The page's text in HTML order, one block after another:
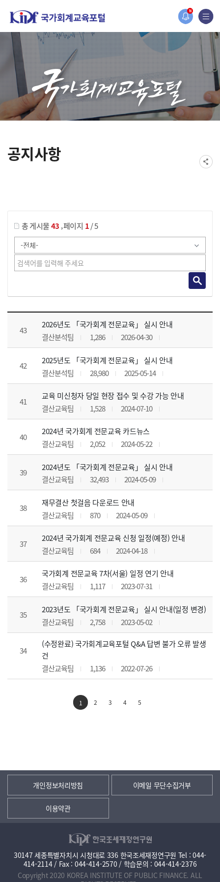
N
홈페이지가 새롭게 개편되었습니다.
한국조세재정연구원홈페이지가 새롭게 개설되었습니다.
공지사항
총 게시물43 ,페이지 1/ 5
공지사항 목록 으로 번호, 제목, 작성자, 조회수, 등록 일, 첨부파일로 나열 되고 있습니다.
43
2026년도 「국가회계 전문교육」 실시 안내
결산분석팀
1,286 2026-04-30
42
2025년도 「국가회계 전문교육」 실시 안내
결산분석팀
28,980 2025-05-14
41
교육 미신청자 당일 현장 접수 및 수강 가능 안내
결산교육팀
1,528 2024-07-10
40
2024년 국가회계 전문교육 카드뉴스
결산교육팀
2,052 2024-05-22
39
2024년도 「국가회계 전문교육」 실시 안내
결산교육팀
32,493 2024-05-09
38
재무결산 첫걸음 다운로드 안내
결산교육팀
870 2024-05-09
37
2024년 국가회계 전문교육 신청 일정(예정) 안내
결산교육팀
684 2024-04-18
36
국가회계 전문교육 7차(서울) 일정 연기 안내
결산교육팀
1,117 2023-07-31
35
2023년도 「국가회계 전문교육」 실시 안내(일정 변경)
결산교육팀
2,758 2023-05-02
34
(수정완료) 국가회계교육포털 Q&A 답변 불가 오류 발생
건
결산교육팀
1,136 2022-07-26
1 2 3 4 5
개인정보처리방침 이메일 무단수집거부
이용약관
30147 세종특별자치시 시청대로 336 한국조세재정연구원 Tel : 044-
414-2114 / Fax : 044-414-2570 / 학습문의 : 044-414-2376
Copyright 2020 KOREA INSTITUTE OF PUBLIC FINANCE. ALL